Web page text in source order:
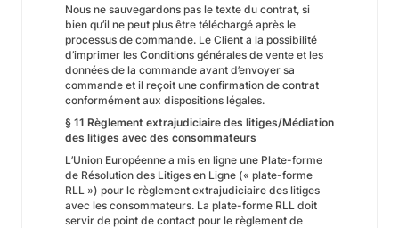
Nous ne sauvegardons pas le texte du contrat, si
bien qu’il ne peut plus être téléchargé après le
processus de commande. Le Client a la possibilité
d’imprimer les Conditions générales de vente et les
données de la commande avant d’envoyer sa
commande et il reçoit une confirmation de contrat
conformément aux dispositions légales.
§ 11 Règlement extrajudiciaire des litiges/Médiation
des litiges avec des consommateurs
L’Union Européenne a mis en ligne une Plate-forme
de Résolution des Litiges en Ligne (« plate-forme
RLL ») pour le règlement extrajudiciaire des litiges
avec les consommateurs. La plate-forme RLL doit
servir de point de contact pour le règlement de